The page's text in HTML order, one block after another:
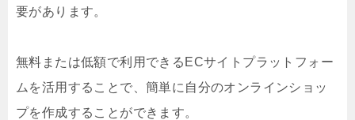
要があります。
無料または低額で利用できるECサイトプラットフォー
ムを活用することで、簡単に自分のオンラインショッ
プを作成することができます。